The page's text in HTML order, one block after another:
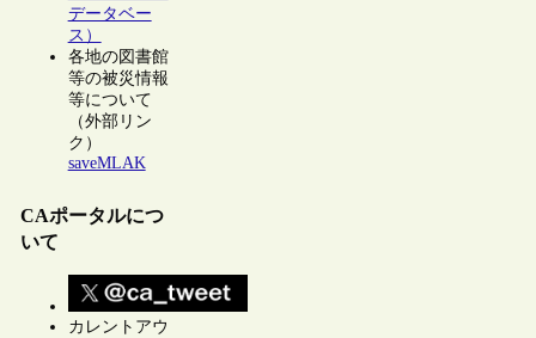
データベー
ス）
各地の図書館
等の被災情報
等について
（外部リン
ク）
saveMLAK
CAポータルにつ
いて
カレントアウ